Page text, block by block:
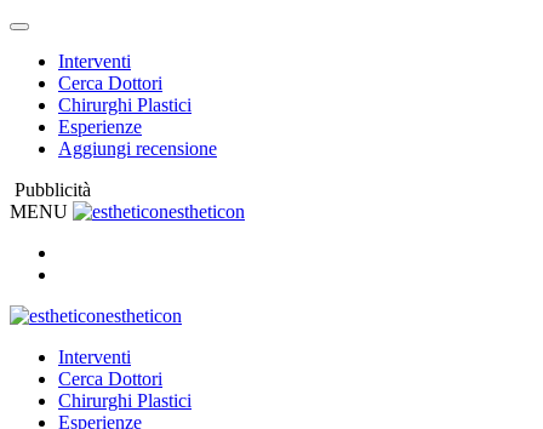
Interventi
Cerca Dottori
Chirurghi Plastici
Esperienze
Aggiungi recensione
Pubblicità
MENU
estheticon
estheticon
Interventi
Cerca Dottori
Chirurghi Plastici
Esperienze